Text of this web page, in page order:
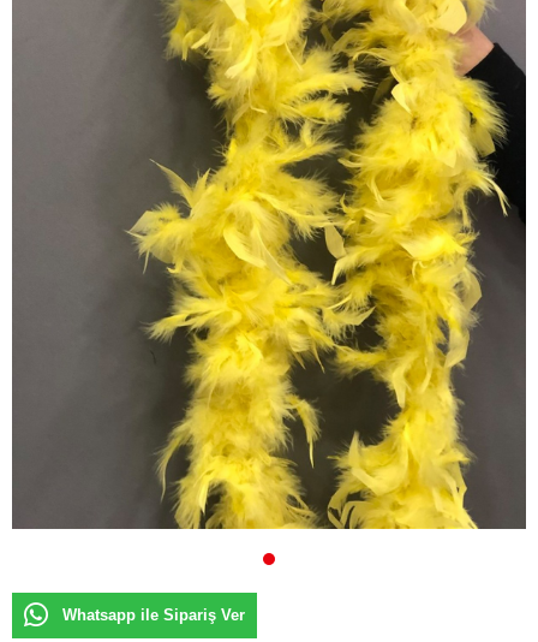
Whatsapp ile Sipariş Ver